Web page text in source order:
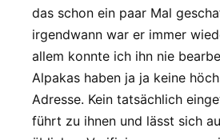
das schon ein paar Mal
irgendwann war er immer
allem konnte ich ihn nie
Alpakas haben ja ja keine
Adresse. Kein tatsächlich
führt zu ihnen und lässt sich